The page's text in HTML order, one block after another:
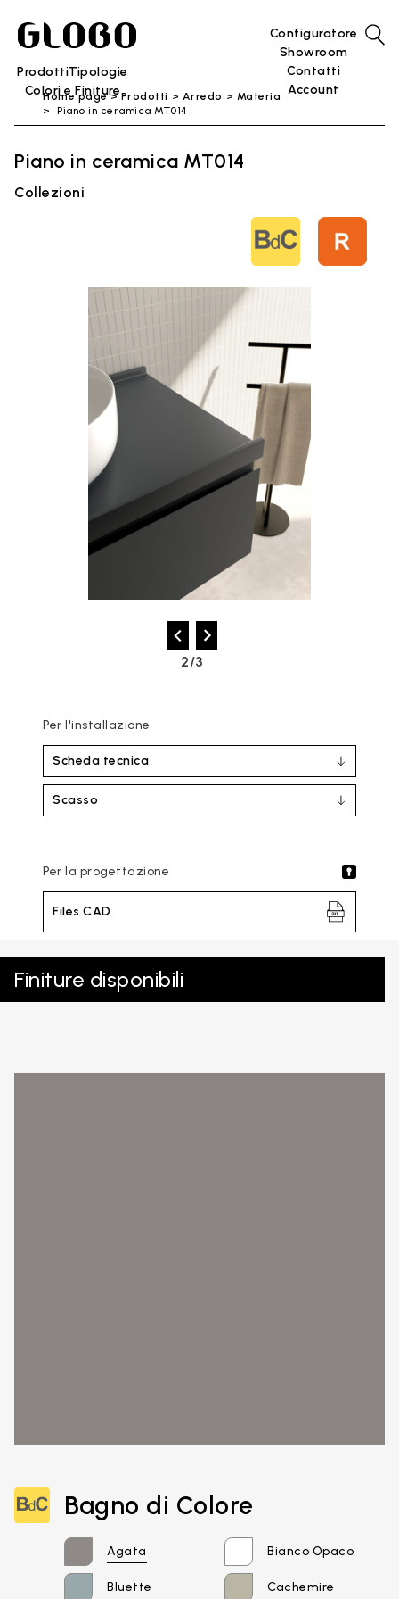
ProdottiTipologie
Colori e Finiture
Configuratore
Showroom
Contatti
Account
Home page Prodotti Arredo
Materia
Piano in ceramica MT014
Piano in ceramica MT014
Collezioni
2/3
Per l'installazione
Scheda tecnica
Scasso
Per la progettazione
Files CAD
Finiture disponibili
Bagno di Colore
Agata Bianco Opaco
Bluette Cachemire